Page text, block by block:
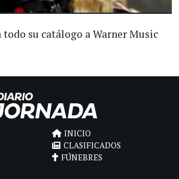
su catálogo a Warner Music
INICIO
CLASIFICADOS
FÚNEBRES